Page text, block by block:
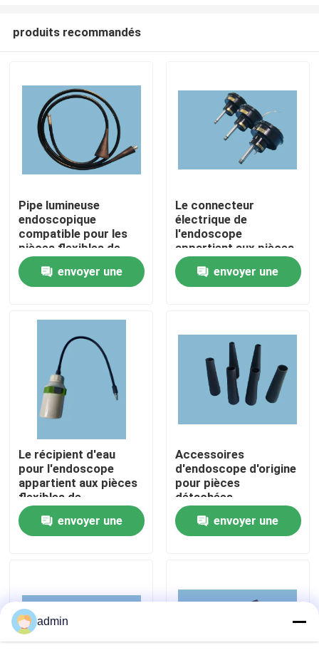
À la maison
Produits
À propos de nous
Contrôle de la qualité
Nous contacter
Endoscope médical
produits recommandés
Pipe lumineuse
endoscopique
compatible pour les
pièces flexibles de
l'endoscope
envoyer une
Le connecteur
électrique de
l'endoscope
appartient aux pièces
de rechange de
l'endoscopie flexible
envoyer une
Le récipient d'eau
pour l'endoscope
appartient aux pièces
flexibles de
l'endoscope
envoyer une
Accessoires
d'endoscope d'origine
pour pièces
détachées
d'endoscope flexibles
envoyer une
admin